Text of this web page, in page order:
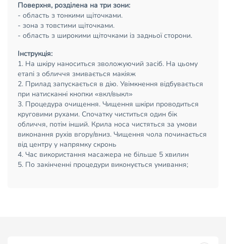
Поверхня, розділена на три зони:
- область з тонкими щіточками.
- зона з товстими щіточками.
- область з широкими щіточками із задньої сторони.
Інструкція:
1. На шкіру наноситься зволожуючий засіб. На цьому
етапі з обличчя змивається макіяж
2. Прилад запускається в дію. Увімкнення відбувається
при натисканні кнопки «вкл/выкл»
3. Процедура очищення. Чищення шкіри проводиться
круговими рухами. Спочатку чиститься один бік
обличчя, потім інший. Крила носа чистяться за умови
виконання рухів вгору/вниз. Чищення чола починається
від центру у напрямку скронь
4. Час використання масажера не більше 5 хвилин
5. По закінченні процедури виконується умивання;